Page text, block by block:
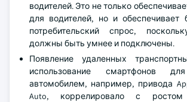
водителей. Это не только
для водителей, но и обеспечивает
потребительский спрос,
должны быть умнее и подключены.
Появление удаленных
использование смартфонов
автомобилем, например, привода
Auto, коррелировало с